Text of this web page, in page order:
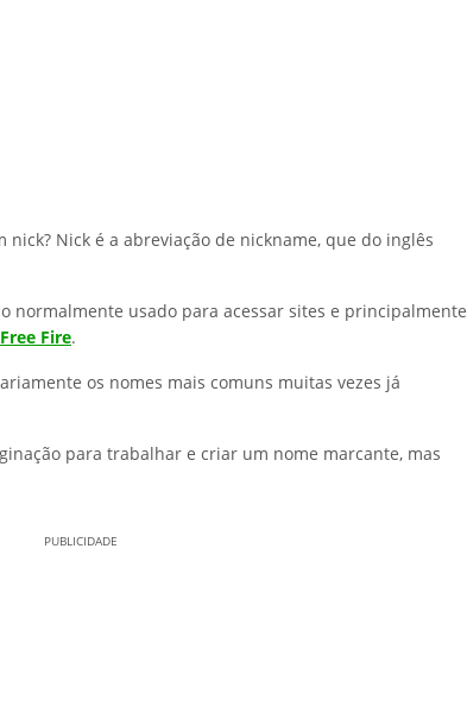
nick? Nick é a abreviação de nickname, que do inglês
normalmente usado para acessar sites e principalmente
Free Fire.
os nomes mais comuns muitas vezes já
para trabalhar e criar um nome marcante, mas
PUBLICIDADE